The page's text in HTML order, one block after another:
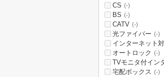
CS (-)
BS (-)
CATV (-)
光ファイバー (-)
インターネット
オートロック (-)
TVモニタ付イン
宅配ボックス (-)